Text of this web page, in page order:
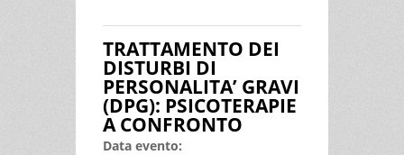
NON DELL’INTERVENTO ORMAI PIÙ
FREQUENTE SUI CALCOLI RENALI… E
SUL LORO TRATTAMENTO IN GENERE
TRATTAMENTO DEI
DISTURBI DI
PERSONALITA’ GRAVI
(DPG): PSICOTERAPIE
A CONFRONTO
Data evento: